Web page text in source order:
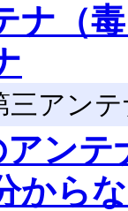
ナ（
三アン
ンテ
から